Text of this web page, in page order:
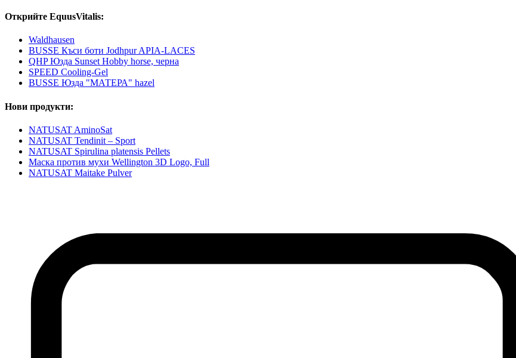
Открийте EquusVitalis:
Waldhausen
BUSSE Къси боти Jodhpur APIA-LACES
QHP Юзда Sunset Hobby horse, черна
SPEED Cooling-Gel
BUSSE Юзда "МАТЕРА" hazel
Нови продукти:
NATUSAT AminoSat
NATUSAT Tendinit – Sport
NATUSAT Spirulina platensis Pellets
Маска против мухи Wellington 3D Logo, Full
NATUSAT Maitake Pulver